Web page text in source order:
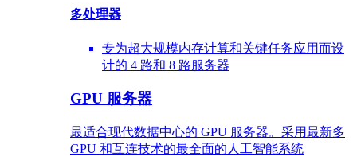
多处理器
专为超大规模内存计算和关键任务应用而设
计的 4 路和 8 路服务器
GPU 服务器
最适合现代数据中心的 GPU 服务器。采用最新多
GPU 和互连技术的最全面的人工智能系统